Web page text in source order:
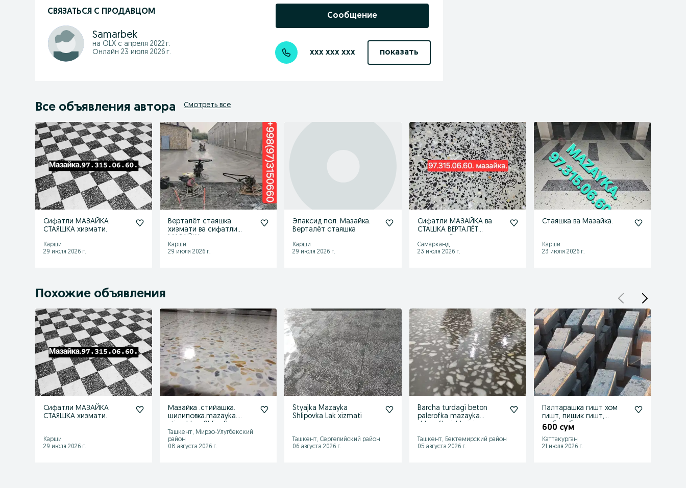
СВЯЗАТЬСЯ С ПРОДАВЦОМ
Samarbek
на OLX с апреля 2022 г.
Онлайн 23 июля 2026 г.
Сообщение
xxx xxx xxx показать
Все объявления автора Смотреть все
Сифатли МАЗАЙКА
СТАЯШКА хизмати.
Карши
29 июля 2026 г.
Верталёт стаяшка
хизмати ва сифатли
Карши
29 июля 2026 г.
Эпаксид пол. Мазайка.
Верталёт стаяшка
Карши
29 июля 2026 г.
Сифатли МАЗАЙКА ва
СТАШКА ВЕРТАЛЁТ
буйлаб.
Самарканд
23 июля 2026 г.
Стаяшка ва Мазайка.
Карши
23 июля 2026 г.
Похожие объявления
Сифатли МАЗАЙКА
СТАЯШКА хизмати.
Карши
29 июля 2026 г.
Мазайка .стийашка.
шилиповка.mazayka.
Ташкент, Мирзо-Улугбекский
район
08 августа 2026 г.
Styajka Mazayka
Shlipovka Lak xizmati
Ташкент, Сергелийский район
06 августа 2026 г.
Barcha turdagi beton
palerofka mazayka
Ташкент, Бектемирский район
05 августа 2026 г.
Палтарашка гишт хом
гишт, пишик гишт,
щебень,балас, тупрок,
кум, бор
600 сум
Каттакурган
21 июля 2026 г.